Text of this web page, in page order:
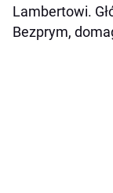
Lambertowi.
Bezprym,